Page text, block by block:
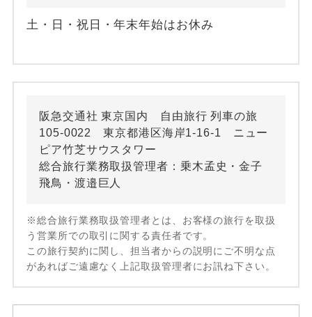
土・日・祝日・年末年始はお休み
阪急交通社 東京国内 自由旅行 列車の旅
105-0022 東京都港区海岸1-16-1 ニュー
ピア竹芝サウスタワー
総合旅行業務取扱管理者：乗木孟史・金子
飛鳥・渡邉巨人
※総合旅行業務取扱管理者とは、お客様の旅行を取扱
う営業所での取引に関する責任者です。
この旅行契約に関し、担当者からの説明にご不明な点
があればご遠慮なく上記取扱管理者にお訊ね下さい。